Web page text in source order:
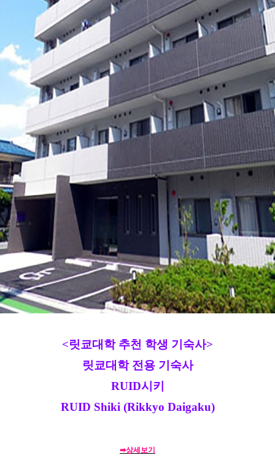
<릿쿄대학 추천 학생 기숙사>
릿쿄대학 전용 기숙사
RUID시키
RUID Shiki (Rikkyo Daigaku)
➡상세보기